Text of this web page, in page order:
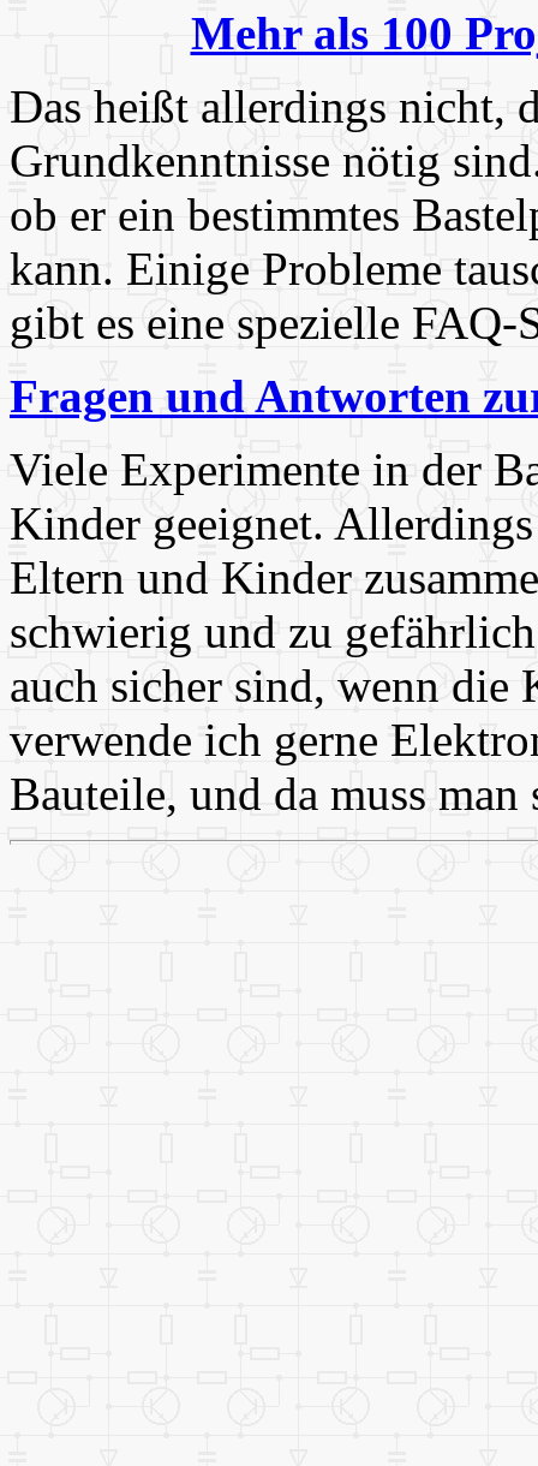
Mehr als 100
Das heißt allerdings nicht,
Grundkenntnisse nötig
ob er ein bestimmtes
kann. Einige Probleme
gibt es eine spezielle FAQ-
Fragen und Antworten
Viele Experimente in der
Kinder geeignet.
Eltern und Kinder
schwierig und zu
auch sicher sind, wenn
verwende ich gerne
Bauteile, und da muss